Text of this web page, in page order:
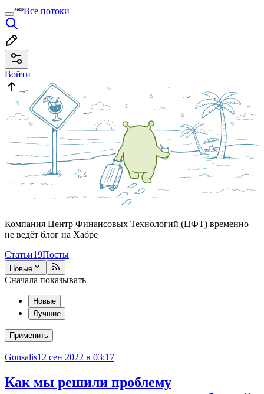
Все потоки
Войти
Компания Центр Финансовых Технологий (ЦФТ) временно
не ведёт блог на Хабре
Статьи19Посты
Новые
Сначала показывать
Новые
Лучшие
Применить
Gonsalis12 сен 2022 в 03:17
Как мы решили проблему